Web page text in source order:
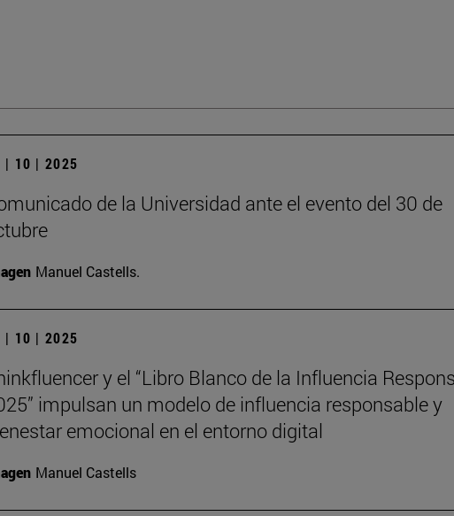
| 10 | 2025
de la Universidad ante el evento del 30 de
Manuel Castells.
| 10 | 2025
y el “Libro Blanco de la Influencia
impulsan un modelo de influencia responsable y
emocional en el entorno digital
Manuel Castells